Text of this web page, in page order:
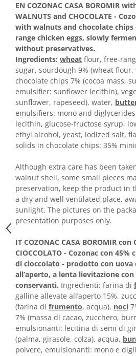
Arpacas si pesmet
Malai
Produse congelate
Panificatie congelata
Patiserie congelata
Pizza congelata
Baton Cookie congelat
Cheesecake congelat
Horeca
Faina Profesionala
Congelate brutarie
Cadouri
Pachete Cadou
Cozonac Wine Collection
Vinuri Casa Isarescu
Accesorii Boromir
Dulciurile Feleacul
Glucoza
Nuga
Rahat
EN COZONAC CASA BOROMIR
WALNUTS and CHOCOLATE -
with walnuts and chocolate chips
range chicken eggs, slowly
without preservatives.
Ingredients: wheat flour, free-
sugar, sourdough 9% (wheat flour,
chocolate chips 7% (cocoa mass,
emulsifier: sunflower lecithin),
sunflower, rapeseed), water,
emulsifiers: mono and
lecithin, glucose-fructose syrup,
ethyl alcohol, yeast, iodized salt,
solids in chocolate chips: 35%
Although extra care has been
walnut shell, some small pieces
preservation, keep the product in
a dry and well ventilated place,
sunlight. The pictures on the
presentation purposes only.
IT COZONAC CASA BOROMIR con
CIOCCOLATO - Cozonac con 45%
di cioccolato - prodotto con uova
all’aperto, a lenta lievitazione
conservanti. Ingredienti: farina di
galline allevate all’aperto 15%,
(farina di frumento, acqua), noci
7% (massa di cacao, zucchero,
emulsionanti: lecitina di semi di
(palma, girasole, colza), acqua,
polvere, emulsionanti: mono e